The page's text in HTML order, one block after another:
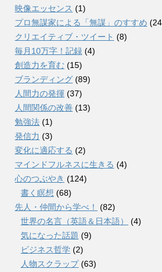
映像エッセンス (1)
プロ無謀家による「無謀」のすすめ
クリエイティブ・ツイート (8)
毎月10万字！記録 (4)
創造力を育む (15)
ブランディング (89)
人間力の発揮 (37)
人間関係の改善 (13)
勉強法 (1)
発信力 (3)
変化に適応する (2)
マインドフルネスに生きる (4)
心のつぶやき (124)
書く瞑想 (68)
先人・仲間から学べ！
(82)
世界の名言（英語＆日本語）
(4)
気になった話題 (9)
ビジネス哲学 (2)
人物スクラップ(63)